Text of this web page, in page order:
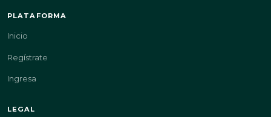
PLATAFORMA
Inicio
Regístrate
Ingresa
LEGAL